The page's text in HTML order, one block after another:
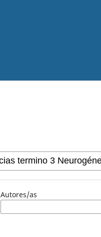
Autores/as